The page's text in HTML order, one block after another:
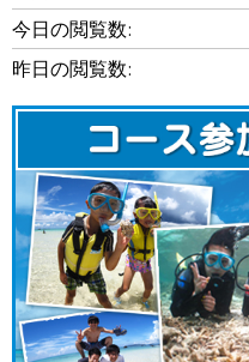
今日の閲覧数:
昨日の閲覧数: